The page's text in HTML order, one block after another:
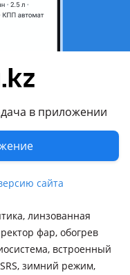
в приложении
сайта
линзованная
фар, обогрев
встроенный
зимний режим,